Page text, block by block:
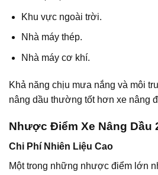
Khu vực ngoài trời.
Nhà máy thép.
Nhà máy cơ khí.
Khả năng chịu mưa nắng và môi
nâng dầu thường tốt hơn xe nâng
Nhược Điểm Xe Nâng Dầu
Chi Phí Nhiên Liệu Cao
Một trong những nhược điểm lớn